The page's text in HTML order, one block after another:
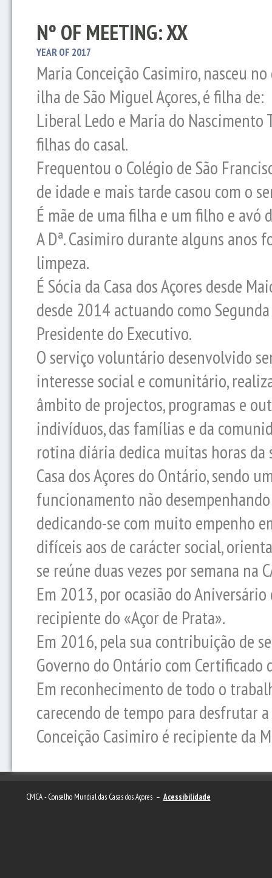
Nº OF MEETING: XX
YEAR OF 2017
Maria Conceição Casimiro, nasceu
ilha de São Miguel Açores, é filha de:
Liberal Ledo e Maria do Nascimento
filhas do casal.
Frequentou o Colégio de São
de idade e mais tarde casou com o
É mãe de uma filha e um filho e avó
A Dª. Casimiro durante alguns anos
limpeza.
É Sócia da Casa dos Açores desde
desde 2014 actuando como
Presidente do Executivo.
O serviço voluntário desenvolvido
interesse social e comunitário,
âmbito de projectos, programas e
indivíduos, das famílias e da
rotina diária dedica muitas horas
Casa dos Açores do Ontário, sendo
funcionamento não
dedicando-se com muito empenho
difíceis aos de carácter social,
se reúne duas vezes por semana na
Em 2013, por ocasião do Aniversário
recipiente do «Açor de Prata».
Em 2016, pela sua contribuição de
Governo do Ontário com Certificado
Em reconhecimento de todo o
carecendo de tempo para desfrutar
Conceição Casimiro é recipiente da
CMCA - Conselho Mundial das Casas dos Açores – Acessibilidade